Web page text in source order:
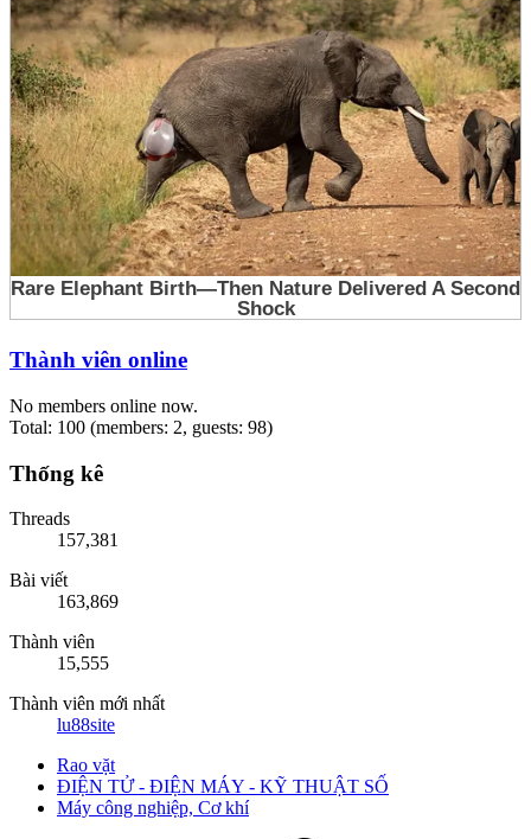
Thành viên online
No members online now.
Total: 100 (members: 2, guests: 98)
Thống kê
Threads
157,381
Bài viết
163,869
Thành viên
15,555
Thành viên mới nhất
lu88site
Rao vặt
ĐIỆN TỬ - ĐIỆN MÁY - KỸ THUẬT SỐ
Máy công nghiệp, Cơ khí